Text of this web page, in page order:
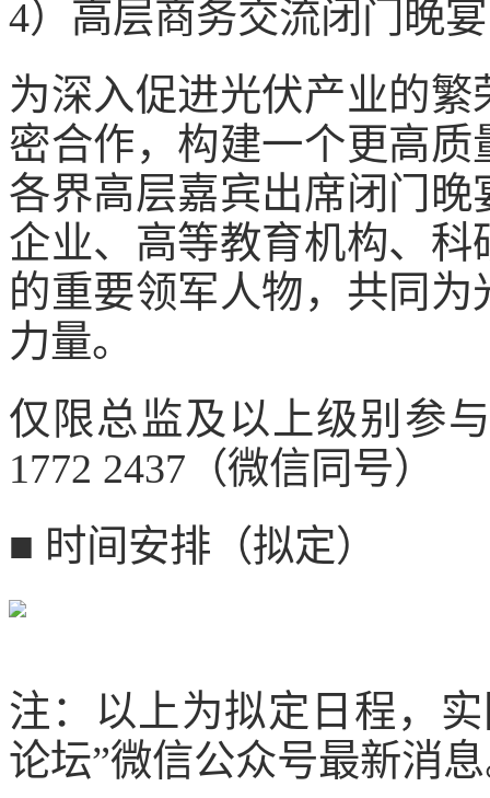
4）高层商务交流闭门晚
为深入促进光伏产业的
密合作，构建一个更高
各界高层嘉宾出席闭门
企业、高等教育机构、
的重要领军人物，共同
力量。
仅限总监及以上级别参
1772 2437（微信同号）
■ 时间安排（拟定）
注：以上为拟定日程，
论坛”微信公众号最新消